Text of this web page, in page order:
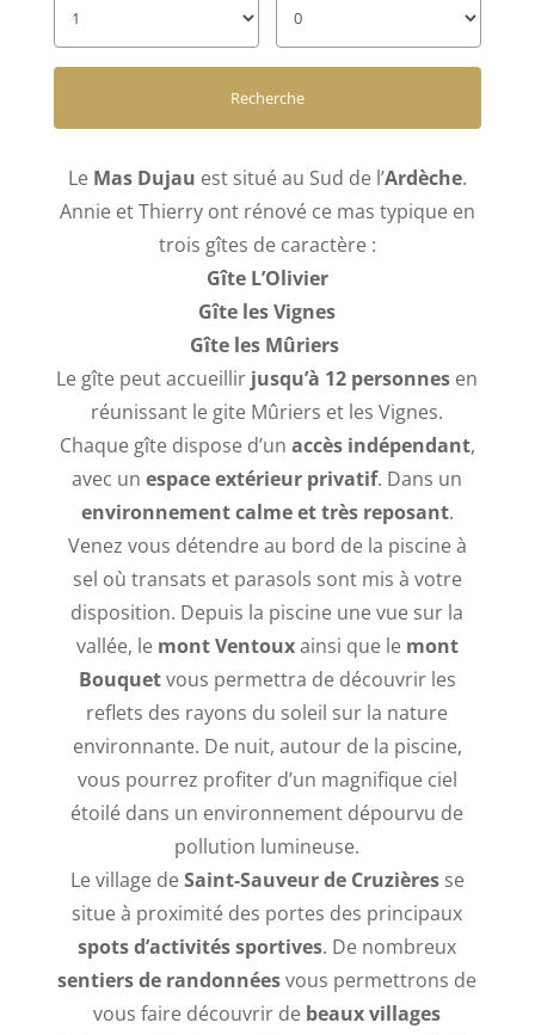
Le Mas Dujau est situé au Sud de l’Ardèche.
Annie et Thierry ont rénové ce mas typique en
trois gîtes de caractère :
Gîte L’Olivier
Gîte les Vignes
Gîte les Mûriers
Le gîte peut accueillir jusqu’à 12 personnes en
réunissant le gite Mûriers et les Vignes.
Chaque gîte dispose d’un accès indépendant,
avec unespace extérieur privatif. Dans un
environnement calme et très reposant.
Venez vous détendre au bord de la piscine à
sel où transats et parasols sont mis à votre
disposition. Depuis la piscine une vue sur la
vallée, le mont Ventouxainsi que le mont
Bouquetvous permettra de découvrir les
reflets des rayons du soleil sur la nature
environnante. De nuit, autour de la piscine,
vous pourrez profiter d’un magnifique ciel
étoilé dans un environnement dépourvu de
pollution lumineuse.
Le village deSaint-Sauveur de Cruzièresse
situe à proximité des portes des principaux
spots d’activités sportives. De nombreux
sentiers de randonnéesvous permettrons de
vous faire découvrir de beaux villages